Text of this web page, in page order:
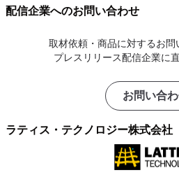
配信企業へのお問い合わせ
取材依頼・商品に対するお問
プレスリリース配信企業に
お問い合
ラティス・テクノロジー株式会社